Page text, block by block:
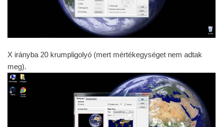
X irányba 20 krumpligolyó (mert mértékegységet nem adtak
meg).